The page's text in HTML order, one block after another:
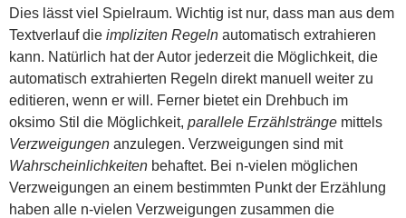
Dies lässt viel Spielraum. Wichtig ist nur, dass man aus dem
Textverlauf die impliziten Regeln automatisch extrahieren
kann. Natürlich hat der Autor jederzeit die Möglichkeit, die
automatisch extrahierten Regeln direkt manuell weiter zu
editieren, wenn er will. Ferner bietet ein Drehbuch im
oksimo Stil die Möglichkeit, parallele Erzählstränge mittels
Verzweigungen anzulegen. Verzweigungen sind mit
Wahrscheinlichkeiten behaftet. Bei n-vielen möglichen
Verzweigungen an einem bestimmten Punkt der Erzählung
haben alle n-vielen Verzweigungen zusammen die